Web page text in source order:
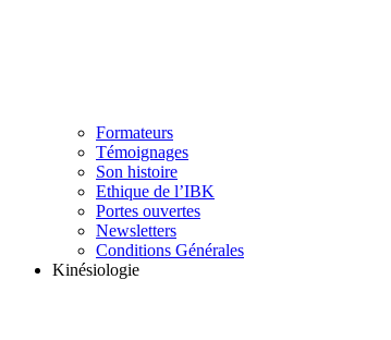
Formateurs
Témoignages
Son histoire
Ethique de l’IBK
Portes ouvertes
Newsletters
Conditions Générales
Kinésiologie